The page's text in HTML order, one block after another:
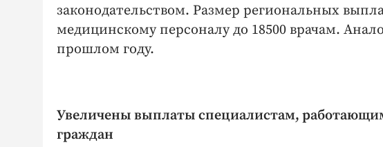
законодательством. Размер региональных
медицинскому персоналу до 18500 врачам.
прошлом году.
Увеличены выплаты специалистам,
граждан